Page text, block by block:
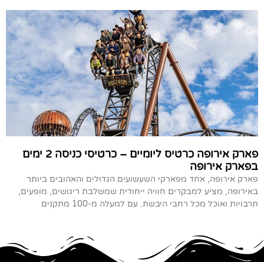
פארק אירופה כרטיס ליומיים – כרטיסי כניסה 2 ימים
בפארק אירופה
פארק אירופה, אחד מפארקי השעשועים הגדולים והאהובים ביותר
באירופה, מציע למבקרים חוויה ייחודית שמשלבת ריגושים, מופעים,
תרבויות ואוכל מכל רחבי היבשת. עם למעלה מ-100 מתקנים